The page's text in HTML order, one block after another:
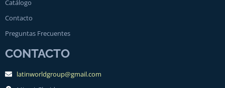
Catálogo
Contacto
Preguntas Frecuentes
CONTACTO
latinworldgroup@gmail.com